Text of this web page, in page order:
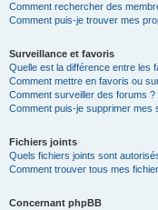
Comment rechercher des
Comment puis-je trouver mes
Surveillance et favoris
Quelle est la différence entre les
Comment mettre en favoris ou
Comment surveiller des forums ?
Comment puis-je supprimer mes
Fichiers joints
Quels fichiers joints sont
Comment trouver tous mes
Concernant phpBB